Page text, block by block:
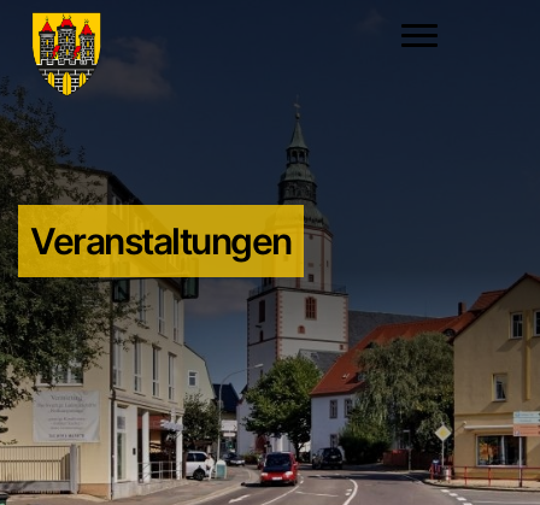
Veranstaltungen